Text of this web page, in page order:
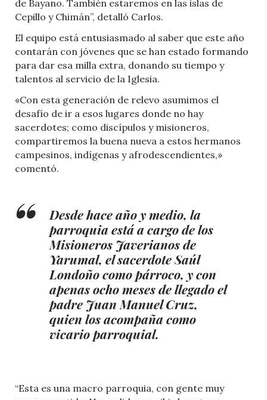
de Bayano. También estaremos en las islas de
Cepillo y Chimán”, detalló Carlos.
El equipo está entusiasmado al saber que este año
contarán con jóvenes que se han estado formando
para dar esa milla extra, donando su tiempo y
talentos al servicio de la Iglesia.
«Con esta generación de relevo asumimos el
desafío de ir a esos lugares donde no hay
sacerdotes; como discípulos y misioneros,
compartiremos la buena nueva a estos hermanos
campesinos, indígenas y afrodescendientes,»
comentó.
Desde hace año y medio, la
parroquia está a cargo de los
Misioneros Javerianos de
Yarumal, el sacerdote Saúl
Londoño como párroco, y con
apenas ocho meses de llegado el
padre Juan Manuel Cruz,
quien los acompaña como
vicario parroquial.
“Esta es una macro parroquia, con gente muy